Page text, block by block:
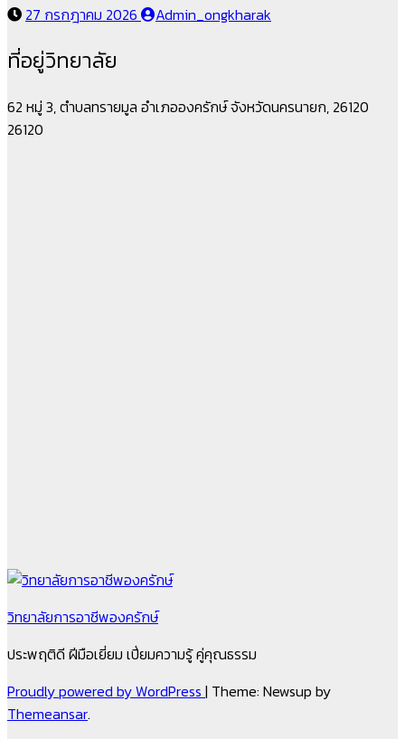
27 กรกฎาคม 2026
Admin_ongkharak
ที่อยู่วิทยาลัย
62 หมู่ 3, ตำบลทรายมูล อำเภอองครักษ์ จังหวัดนครนายก, 26120
26120
วิทยาลัยการอาชีพองครักษ์
ประพฤติดี ฝีมือเยี่ยม เปี่ยมความรู้ คู่คุณธรรม
Proudly powered by WordPress | Theme: Newsup by
Themeansar.